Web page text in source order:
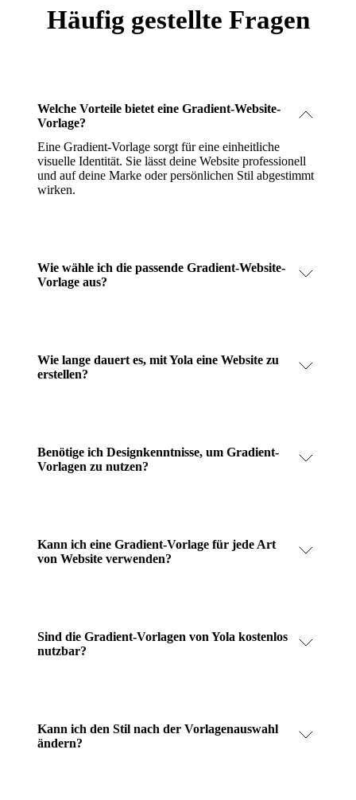
Häufig gestellte Fragen
Welche Vorteile bietet eine Gradient-Website-
Vorlage?
Eine Gradient-Vorlage sorgt für eine einheitliche
visuelle Identität. Sie lässt deine Website professionell
und auf deine Marke oder persönlichen Stil abgestimmt
wirken.
Wie wähle ich die passende Gradient-Website-
Vorlage aus?
Wie lange dauert es, mit Yola eine Website zu
erstellen?
Benötige ich Designkenntnisse, um Gradient-
Vorlagen zu nutzen?
Kann ich eine Gradient-Vorlage für jede Art
von Website verwenden?
Sind die Gradient-Vorlagen von Yola kostenlos
nutzbar?
Kann ich den Stil nach der Vorlagenauswahl
ändern?